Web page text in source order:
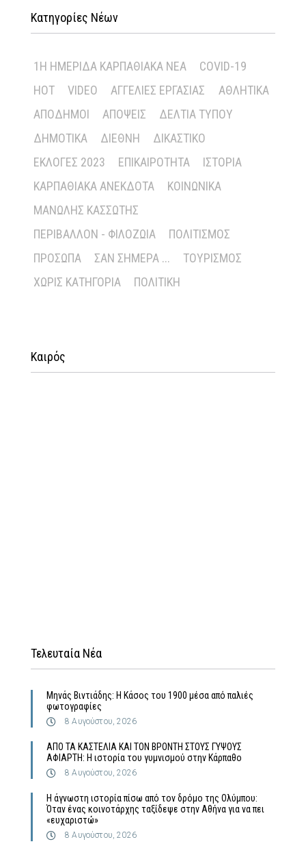
Κατηγορίες Νέων
1Η ΗΜΕΡΊΔΑ ΚΑΡΠΑΘΙΑΚΆ ΝΈΑ
COVID-19
HOT
VIDEO ΑΓΓΕΛΊΕΣ ΕΡΓΑΣΊΑΣ
ΑΘΛΗΤΙΚΆ
ΑΠΌΔΗΜΟΙ
ΑΠΌΨΕΙΣ
ΔΕΛΤΊΑ ΤΎΠΟΥ
ΔΗΜΟΤΙΚΆ
ΔΙΕΘΝΉ
ΔΙΚΑΣΤΙΚΌ
ΕΚΛΟΓΈΣ 2023
ΕΠΙΚΑΙΡΌΤΗΤΑ
ΙΣΤΟΡΊΑ
ΚΑΡΠΑΘΙΑΚΆ ΑΝΈΚΔΟΤΑ
ΚΟΙΝΩΝΙΚΆ
ΜΑΝΏΛΗΣ ΚΑΣΣΏΤΗΣ
ΠΕΡΙΒΆΛΛΟΝ - ΦΙΛΟΖΩΊΑ
ΠΟΛΙΤΙΣΜΌΣ
ΠΡΌΣΩΠΑ
ΣΑΝ ΣΉΜΕΡΑ ...
ΤΟΥΡΙΣΜΌΣ
ΧΩΡΊΣ ΚΑΤΗΓΟΡΊΑ
ΠΟΛΙΤΙΚΉ
Καιρός
Τελευταία Νέα
Μηνάς Βιντιάδης: Η Κάσος του 1900 μέσα από παλιές
φωτογραφίες
8 Αυγούστου, 2026
ΑΠΟ ΤΑ ΚΑΣΤΕΛΙΑ ΚΑΙ ΤΟΝ ΒΡΟΝΤΗ ΣΤΟΥΣ ΓΥΨΟΥΣ
ΑΦΙΑΡΤΗ: Η ιστορία του γυμνισμού στην Κάρπαθο
8 Αυγούστου, 2026
Η άγνωστη ιστορία πίσω από τον δρόμο της Ολύμπου:
Όταν ένας κοινοτάρχης ταξίδεψε στην Αθήνα για να πει
«ευχαριστώ»
8 Αυγούστου, 2026